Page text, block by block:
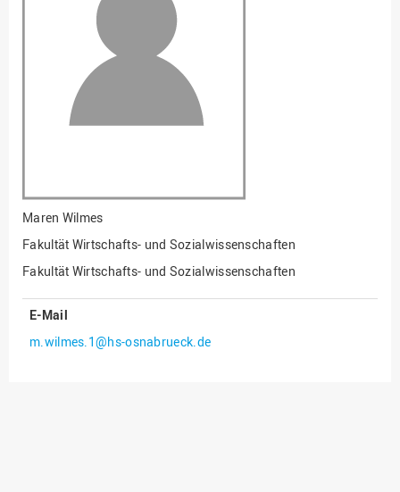
Fakultät Management,
Kultur und Technik
Fakultät Wirtschafts- und
Sozialwissenschaften
Finanzen
Gesellschaftliches
Hochschulplanung/-
strategie
Maren Wilmes
Fakultät Wirtschafts- und Sozialwissenschaften
Fakultät Wirtschafts- und Sozialwissenschaften
E-Mail
m.wilmes.1@hs-osnabrueck.de